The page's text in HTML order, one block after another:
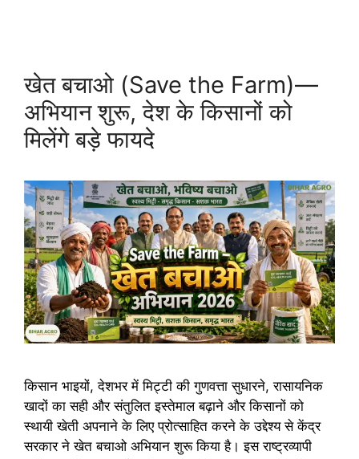
खेत बचाओ (Save the Farm)—
अभियान शुरू, देश के किसानों को
मिलेंगे बड़े फायदे
किसान भाइयों, देशभर में मिट्टी की गुणवत्ता सुधारने, रासायनिक
खादों का सही और संतुलित इस्तेमाल बढ़ाने और किसानों को
स्थायी खेती अपनाने के लिए प्रोत्साहित करने के उद्देश्य से केंद्र
सरकार ने खेत बचाओ अभियान शुरू किया है। इस राष्ट्रव्यापी